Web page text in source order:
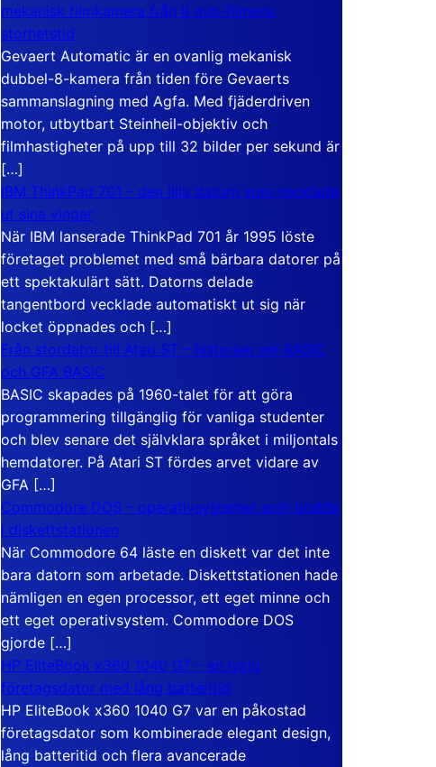
mekanisk filmkamera från 8 mm-filmens
storhetstid
Gevaert Automatic är en ovanlig mekanisk
dubbel-8-kamera från tiden före Gevaerts
sammanslagning med Agfa. Med fjäderdriven
motor, utbytbart Steinheil-objektiv och
filmhastigheter på upp till 32 bilder per sekund är
[…]
IBM ThinkPad 701 – den lilla datorn som vecklade
ut sina vingar
När IBM lanserade ThinkPad 701 år 1995 löste
företaget problemet med små bärbara datorer på
ett spektakulärt sätt. Datorns delade
tangentbord vecklade automatiskt ut sig när
locket öppnades och […]
Från stordator till Atari ST – historien om BASIC
och GFA BASIC
BASIC skapades på 1960-talet för att göra
programmering tillgänglig för vanliga studenter
och blev senare det självklara språket i miljontals
hemdatorer. På Atari ST fördes arvet vidare av
GFA […]
Commodore DOS – operativsystemet som bodde
i diskettstationen
När Commodore 64 läste en diskett var det inte
bara datorn som arbetade. Diskettstationen hade
nämligen en egen processor, ett eget minne och
ett eget operativsystem. Commodore DOS
gjorde […]
HP EliteBook x360 1040 G7 – en lyxig
företagsdator med lång batteritid
HP EliteBook x360 1040 G7 var en påkostad
företagsdator som kombinerade elegant design,
lång batteritid och flera avancerade